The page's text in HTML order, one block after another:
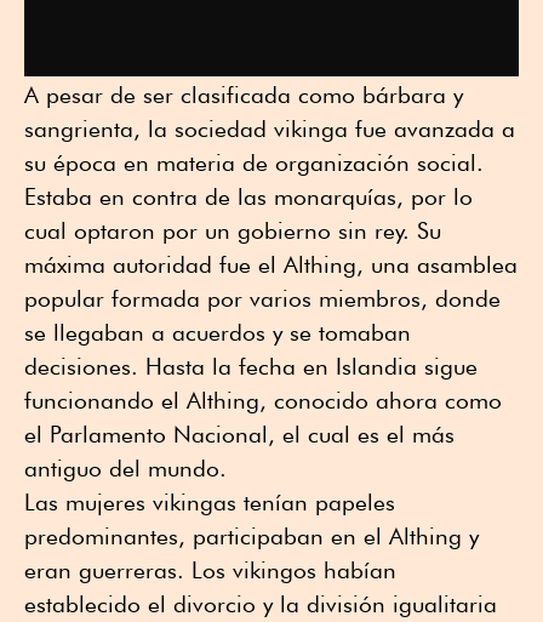
A pesar de ser clasificada como bárbara y
sangrienta, la sociedad vikinga fue avanzada a
su época en materia de organización social.
Estaba en contra de las monarquías, por lo
cual optaron por un gobierno sin rey. Su
máxima autoridad fue el Althing, una asamblea
popular formada por varios miembros, donde
se llegaban a acuerdos y se tomaban
decisiones. Hasta la fecha en Islandia sigue
funcionando el Althing, conocido ahora como
el Parlamento Nacional, el cual es el más
antiguo del mundo.
Las mujeres vikingas tenían papeles
predominantes, participaban en el Althing y
eran guerreras. Los vikingos habían
establecido el divorcio y la división igualitaria